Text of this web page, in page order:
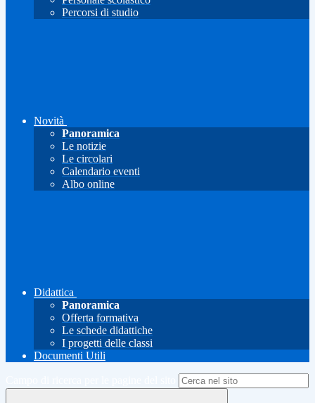
Percorsi di studio
Novità
Panoramica
Le notizie
Le circolari
Calendario eventi
Albo online
Didattica
Panoramica
Offerta formativa
Le schede didattiche
I progetti delle classi
Documenti Utili